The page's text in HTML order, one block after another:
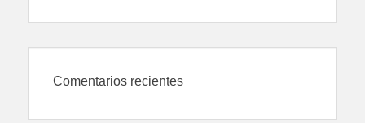
Comentarios recientes